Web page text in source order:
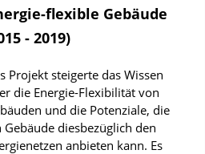
flexible Gebäude
- 2019)
Projekt steigerte das Wissen
die Energie-Flexibilität von
und die Potenziale, die
Gebäude diesbezüglich den
anbieten kann. Es